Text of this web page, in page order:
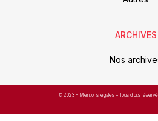
ARCHIVES
Nos
© 2023 – Mentions légales – Tous droits